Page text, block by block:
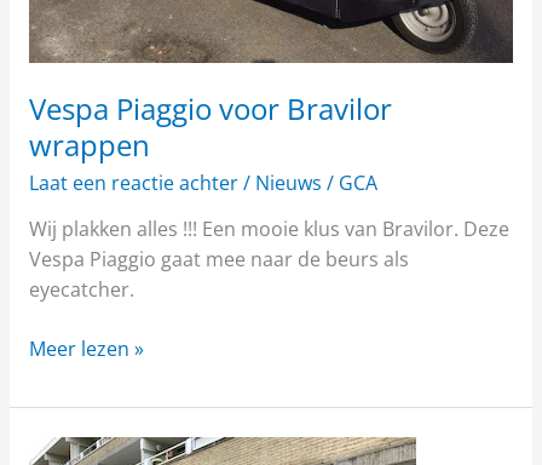
Vespa Piaggio voor Bravilor
wrappen
Laat een reactie achter/ Nieuws / GCA
Wij plakken alles !!! Een mooie klus van Bravilor. Deze
Vespa Piaggio gaat mee naar de beurs als
eyecatcher.
Meer lezen »
Aldi